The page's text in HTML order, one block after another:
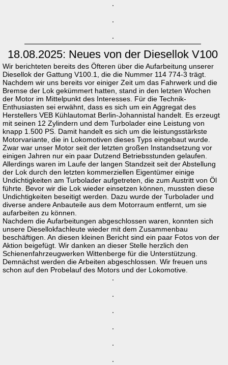
18.08.2025: Neues von der Diesellok V100
Wir berichteten bereits des Öfteren über die Aufarbeitung unserer
Diesellok der Gattung V100.1, die die Nummer 114 774-3 trägt.
Nachdem wir uns bereits vor einiger Zeit um das Fahrwerk und die
Bremse der Lok gekümmert hatten, stand in den letzten Wochen
der Motor im Mittelpunkt des Interesses. Für die Technik-
Enthusiasten sei erwähnt, dass es sich um ein Aggregat des
Herstellers VEB Kühlautomat Berlin-Johannistal handelt. Es erzeugt
mit seinen 12 Zylindern und dem Turbolader eine Leistung von
knapp 1.500 PS. Damit handelt es sich um die leistungsstärkste
Motorvariante, die in Lokomotiven dieses Typs eingebaut wurde.
Zwar war unser Motor seit der letzten großen Instandsetzung vor
einigen Jahren nur ein paar Dutzend Betriebsstunden gelaufen.
Allerdings waren im Laufe der langen Standzeit seit der Abstellung
der Lok durch den letzten kommerziellen Eigentümer einige
Undichtigkeiten am Turbolader aufgetreten, die zum Austritt von Öl
führte. Bevor wir die Lok wieder einsetzen können, mussten diese
Undichtigkeiten beseitigt werden. Dazu wurde der Turbolader und
diverse andere Anbauteile aus dem Motorraum entfernt, um sie
aufarbeiten zu können.
Nachdem die Aufarbeitungen abgeschlossen waren, konnten sich
unsere Diesellokfachleute wieder mit dem Zusammenbau
beschäftigen. An diesen kleinen Bericht sind ein paar Fotos von der
Aktion beigefügt. Wir danken an dieser Stelle herzlich den
Schienenfahrzeugwerken Wittenberge für die Unterstützung.
Demnächst werden die Arbeiten abgeschlossen. Wir freuen uns
schon auf den Probelauf des Motors und der Lokomotive.